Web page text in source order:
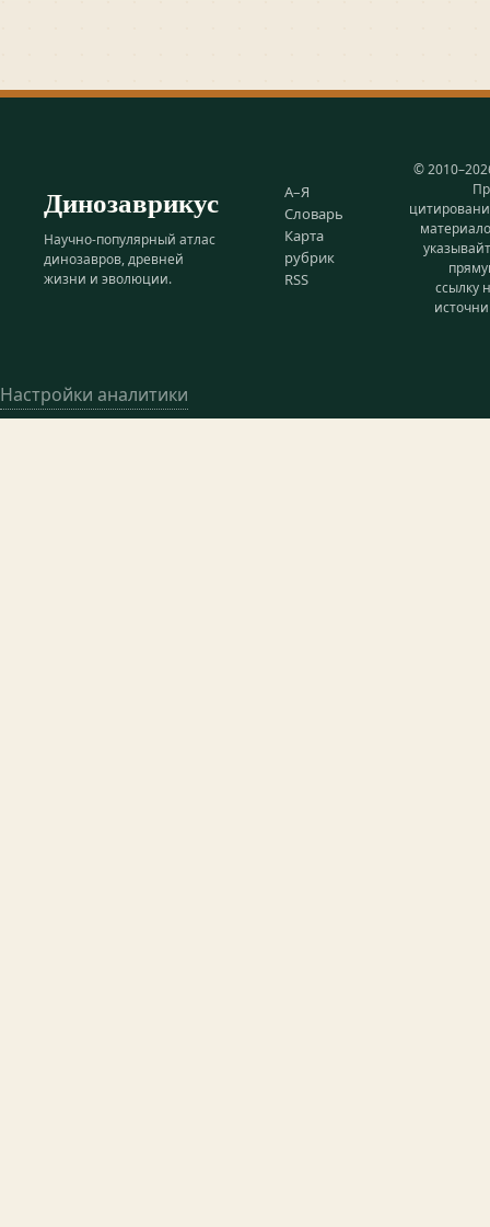
Динозаврикус
Научно-популярный атлас
динозавров, древней
жизни и эволюции.
А–Я
Словарь
Карта
рубрик
RSS
©
ссылку
Настройки аналитики